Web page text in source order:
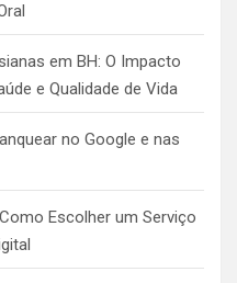
em BH: O Impacto
e Qualidade de Vida
no Google e nas
Escolher um Serviço